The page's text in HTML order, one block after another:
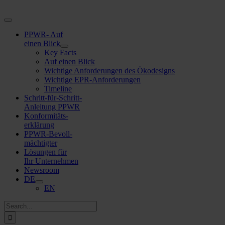
Inhalt
Navigation
umschalten
PPWR- Auf
einen Blick
Key Facts
Auf einen Blick
Wichtige Anforderungen des Ökodesigns
Wichtige EPR-Anforderungen
Timeline
Schritt-für-Schritt-
Anleitung PPWR
Konformitäts-
erklärung
PPWR-Bevoll-
mächtigter
Lösungen für
Ihr Unternehmen
Newsroom
DE
EN
Suche
nach: